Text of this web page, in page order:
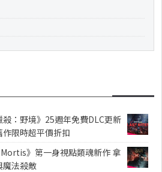
殺：野境》25週年免費DLC更新
限時超平價折扣
Mortis》第一身視點類魂新作 拿
魔法殺敵